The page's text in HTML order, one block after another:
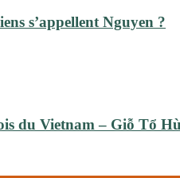
s’appellent Nguyen ?
du Vietnam – Giỗ Tổ